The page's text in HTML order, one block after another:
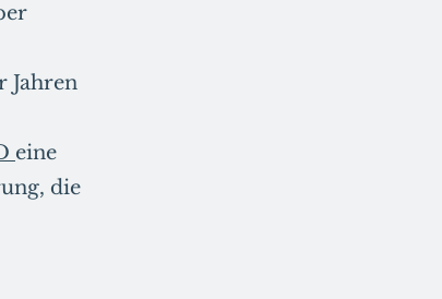
Jahren
eine
die